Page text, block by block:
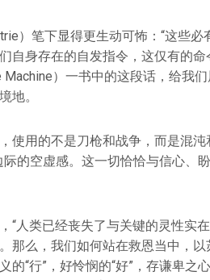
）笔下显得更生动可怖：“这些
自身存在的自发指令，这仅有的
Machine）一书中的这段话，给我
地。
使用的不是刀枪和战争，而是混
的空虚感。这一切恰恰与信心、
“人类已经丧失了与关键的灵性实
那么，我们如何站在救恩当中，
“行”，好怜悯的“好”，存谦卑之